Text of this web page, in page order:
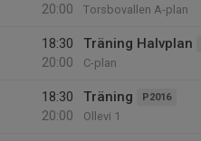
20:00
Torsbovallen A-plan
18:30
20:00
Träning Halvplan
C-plan
18:30
20:00
Träning P2016
Ollevi 1